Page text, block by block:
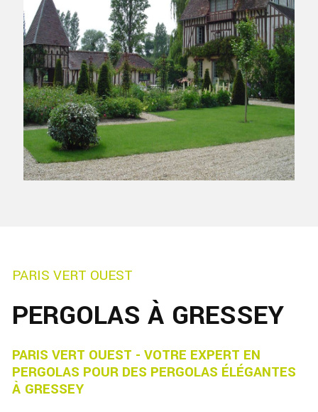
PARIS VERT OUEST
PERGOLAS À GRESSEY
PARIS VERT OUEST - VOTRE EXPERT EN
PERGOLAS POUR DES PERGOLAS ÉLÉGANTES
À GRESSEY